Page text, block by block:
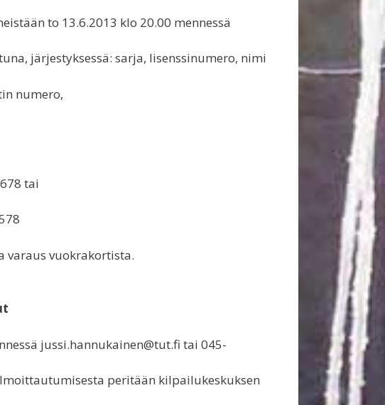
to 13.6.2013 klo 20.00 mennessä
järjestyksessä: sarja, lisenssinumero, nimi
numero,
tai
varaus vuokrakortista.
jussi.hannukainen@tut.fi tai 045-
peritään kilpailukeskuksen